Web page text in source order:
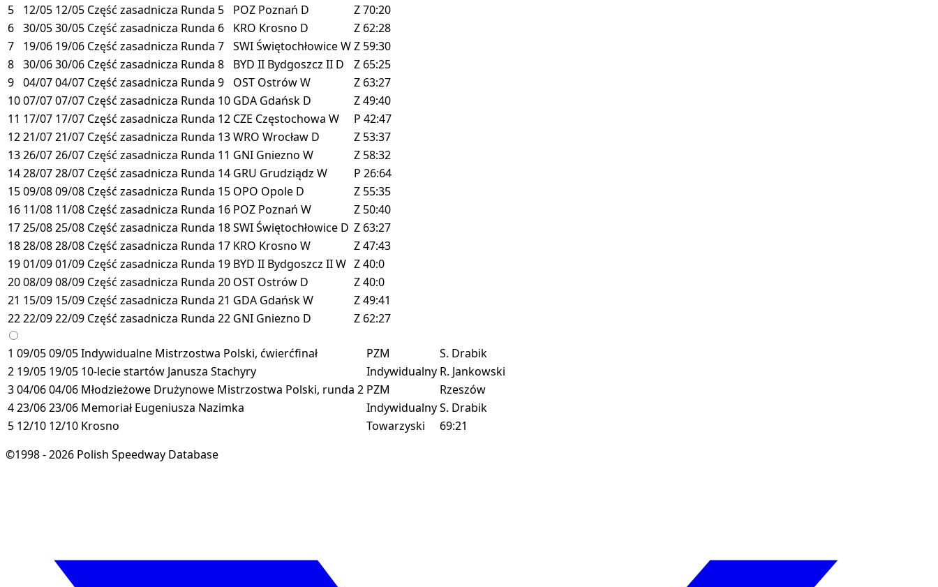
5
12/05 12/05 Część zasadnicza Runda 5 POZ Poznań D Z70:20
6 30/0530/05 Część zasadnicza Runda 6 KRO Krosno D Z 62:28
7
19/06 19/06 Część zasadnicza Runda 7 SWIŚwiętochłowiceWZ 59:30
8 30/0630/06 Część zasadnicza Runda 8 BYD II Bydgoszcz II D Z 65:25
9 04/0704/07 Część zasadnicza Runda 9 OST OstrówW Z 63:27
1007/0707/07 Część zasadnicza Runda 10 GDA Gdańsk D Z49:40
11 17/07 17/07 Część zasadnicza Runda 12 CZE Częstochowa W P 42:47
1221/0721/07 Część zasadnicza Runda 13WRO Wrocław D Z 53:37
1326/0726/07 Część zasadnicza Runda 11 GNI Gniezno W Z 58:32
1428/0728/07 Część zasadnicza Runda 14 GRU Grudziądz W P 26:64
1509/0809/08 Część zasadnicza Runda 15 OPO Opole D Z 55:35
16 11/08 11/08 Część zasadnicza Runda 16 POZ Poznań W Z 50:40
1725/0825/08 Część zasadnicza Runda 18SWIŚwiętochłowice D Z 63:27
1828/0828/08 Część zasadnicza Runda 17 KRO Krosno W Z47:43
1901/0901/09 Część zasadnicza Runda 19 BYD II Bydgoszcz IIW Z40:0
2008/0908/09 Część zasadnicza Runda 20 OST Ostrów D Z40:0
21 15/09 15/09 Część zasadnicza Runda 21 GDA GdańskW Z49:41
2222/0922/09 Część zasadnicza Runda 22 GNI Gniezno D Z 62:27
1 09/0509/05Indywidualne Mistrzostwa Polski, ćwierćfinał PZM
S. Drabik
2 19/05 19/05 10-lecie startów Janusza Stachyry Indywidualny R. Jankowski
304/0604/06 Młodzieżowe Drużynowe Mistrzostwa Polski, runda 2 PZM
Rzeszów
423/0623/06 Memoriał Eugeniusza Nazimka IndywidualnyS. Drabik
5 12/10 12/10 Krosno Towarzyski
69:21
©1998 - 2026 Polish Speedway Database